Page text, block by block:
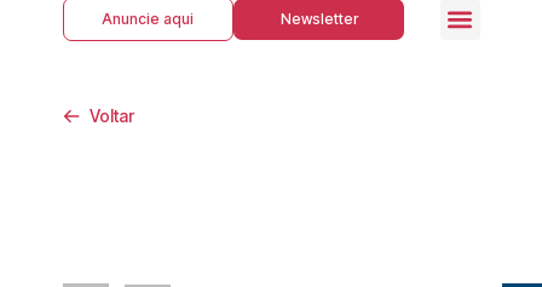
Anuncie aqui Newsletter
Voltar